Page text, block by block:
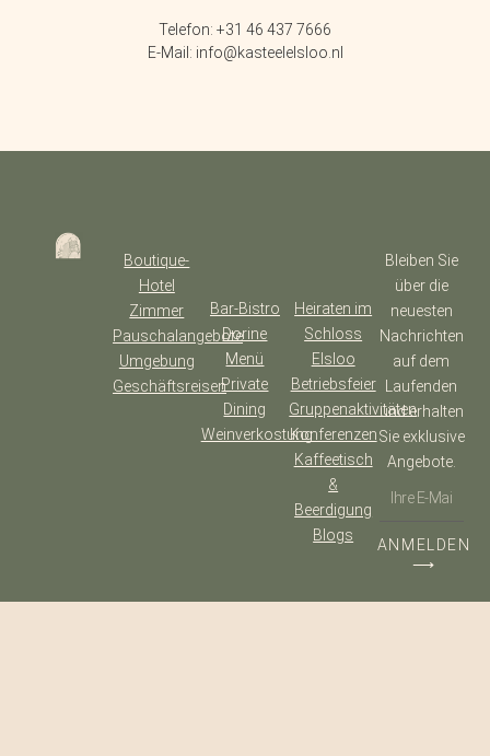
Telefon: +31 46 437 7666
E-Mail: info@kasteelelsloo.nl
Boutique-
Hotel
Zimmer
Pauschalangebote
Umgebung
Geschäftsreisen
Bar-Bistro
Dorine
Menü
Private
Dining
Weinverkostung
Heiraten im
Schloss
Elsloo
Betriebsfeier
Gruppenaktivitäten
Konferenzen
Kaffeetisch
&
Beerdigung
Blogs
Bleiben Sie
über die
neuesten
Nachrichten
auf dem
Laufenden
und erhalten
Sie exklusive
Angebote.
ANMELDEN
⟶